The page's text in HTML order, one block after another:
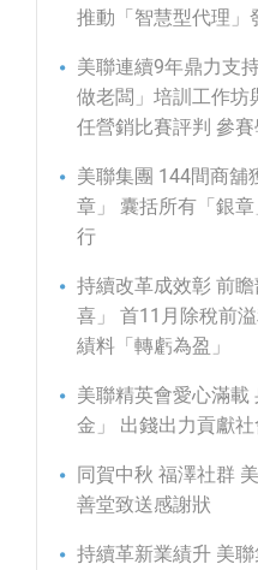
推動「智慧型代理」
美聯連續9年鼎力支
做老闆」培訓工作坊
任營銷比賽評判 參
美聯集團 144間商舖
章」 囊括所有「銀
行
持續改革成效彰 前
喜」 首11月除稅前
績料「轉虧為盈」
美聯精英會愛心滿載
金」 出錢出力貢獻社
同賀中秋 福澤社群
善堂致送感謝狀
持續革新業績升 美